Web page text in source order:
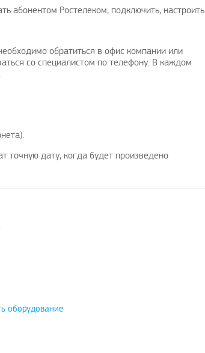
абонентом Ростелеком, подключить, настроить
обратиться в офис компании или
со специалистом по телефону. В каждом
точную дату, когда будет произведено
оборудование